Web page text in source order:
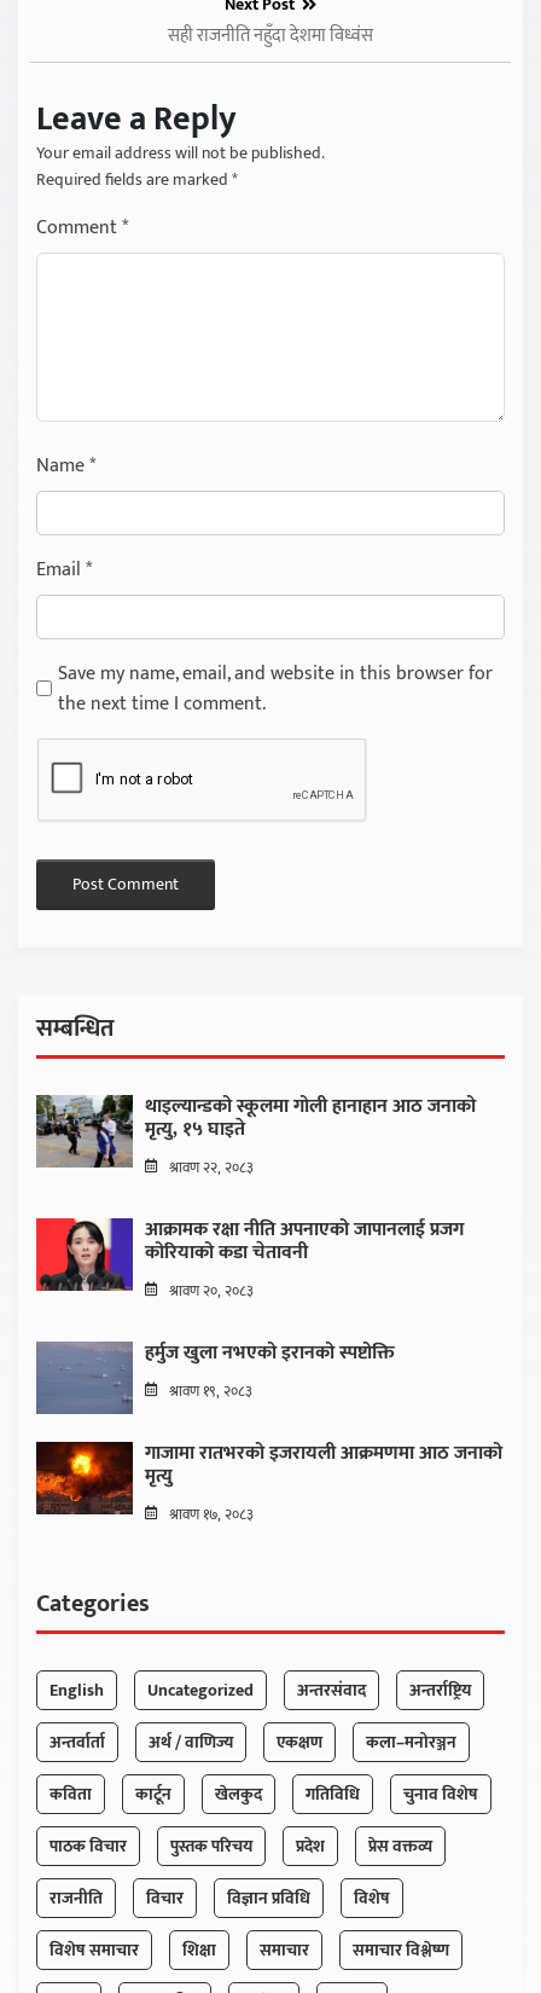
सही राजनीति नहुँदा देशमा विध्वंस
Leave a Reply
Your email address will not be published.
Required fields are marked*
Comment*
Name*
Email*
Save my name, email, and website in this browser for
the next time I comment.
सम्बन्धित
थाइल्यान्डको स्कूलमा गोली हानाहान आठ जनाको
मृत्यु, १५ घाइते
श्रावण २२, २०८३
आक्रामक रक्षा नीति अपनाएको जापानलाई प्रजग
कोरियाको कडा चेतावनी
श्रावण २०, २०८३
हर्मुज खुला नभएको इरानको स्पष्टोक्ति
श्रावण १९, २०८३
गाजामा रातभरको इजरायली आक्रमणमा आठ जनाको
मृत्यु
श्रावण १७, २०८३
Categories
English Uncategorized अन्तरसंवाद
अन्तर्राष्ट्रिय
अन्तर्वार्ता
अर्थ / वाणिज्य एकक्षण
कला–मनोरञ्जन
कविता
कार्टून खेलकुद गतिविधि
चुनाव विशेष
पाठक विचार
पुस्तक परिचय प्रदेश
प्रेस वक्तव्य
राजनीति
विचार विज्ञान प्रविधि
विशेष
विशेष समाचार
शिक्षा समाचार
समाचार विश्लेष्ण